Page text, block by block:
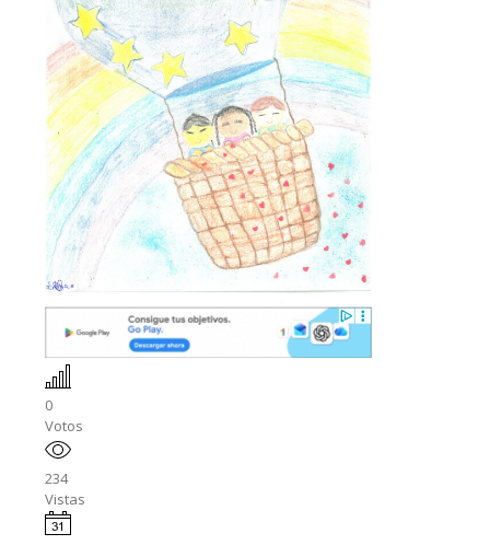
0
Votos
234
Vistas